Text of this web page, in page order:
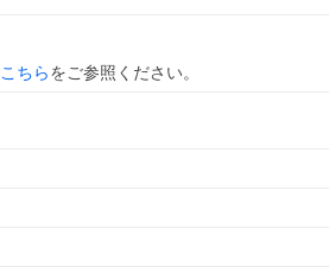
こちらをご参照ください。